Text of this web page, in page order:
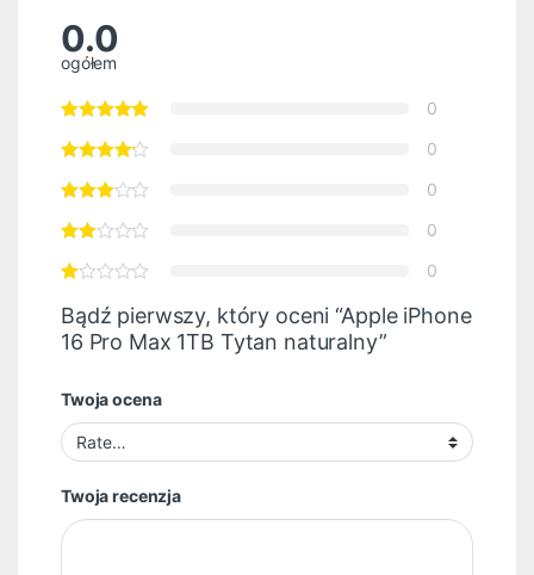
0.0
ogółem
0
0
0
0
0
Bądź pierwszy, który oceni “Apple iPhone
16 Pro Max 1TB Tytan naturalny”
Twoja ocena
Twoja recenzja